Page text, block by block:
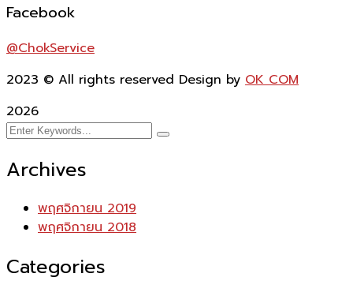
Facebook
@ChokService
2023 © All rights reserved Design by OK COM
2026
Archives
พฤศจิกายน 2019
พฤศจิกายน 2018
Categories